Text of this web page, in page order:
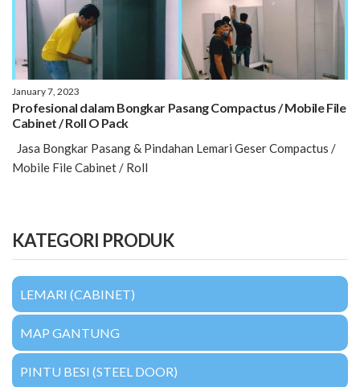
January 7, 2023
Profesional dalam Bongkar Pasang Compactus / Mobile File
Cabinet / Roll O Pack
Jasa Bongkar Pasang & Pindahan Lemari Geser Compactus /
Mobile File Cabinet / Roll
KATEGORI PRODUK
LEMARI (CABINET)
MAP GANTUNG
PINTU BESI (STEEL DOOR)